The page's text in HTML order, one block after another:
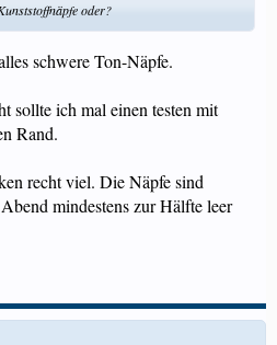
oder?
schwere Ton-Näpfe.
sollte ich mal einen testen mit
Rand.
recht viel. Die Näpfe sind
mindestens zur Hälfte leer